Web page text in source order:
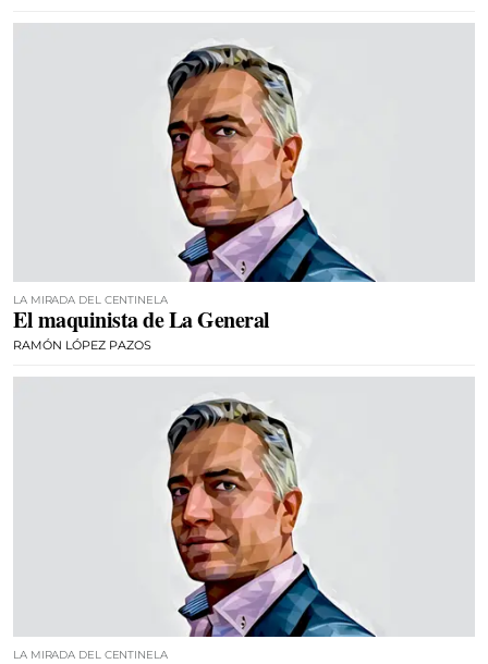
LA MIRADA DEL CENTINELA
El maquinista de La General
RAMÓN LÓPEZ PAZOS
LA MIRADA DEL CENTINELA